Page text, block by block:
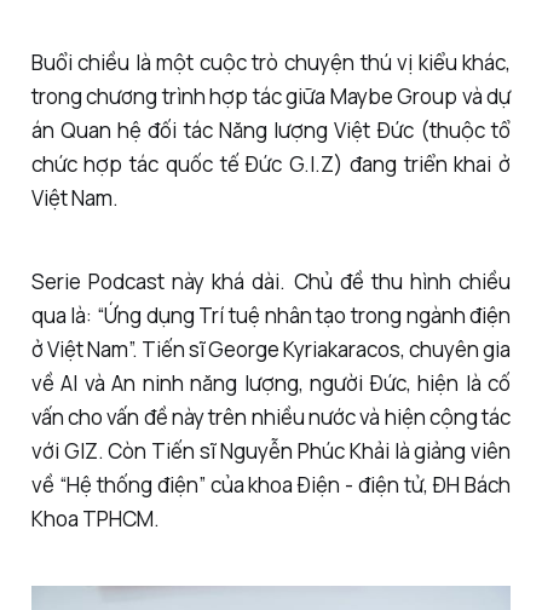
Buổi chiều là một cuộc trò chuyện thú vị kiểu khác,
trong chương trình hợp tác giữa Maybe Group và dự
án Quan hệ đối tác Năng lượng Việt Đức (thuộc tổ
chức hợp tác quốc tế Đức G.I.Z) đang triển khai ở
Việt Nam.
Serie Podcast này khá dài. Chủ đề thu hình chiều
qua là: “Ứng dụng Trí tuệ nhân tạo trong ngành điện
ở Việt Nam”. Tiến sĩ George Kyriakaracos, chuyên gia
về AI và An ninh năng lượng, người Đức, hiện là cố
vấn cho vấn đề này trên nhiều nước và hiện cộng tác
với GIZ. Còn Tiến sĩ Nguyễn Phúc Khải là giảng viên
về “Hệ thống điện” của khoa Điện - điện tử, ĐH Bách
Khoa TPHCM.